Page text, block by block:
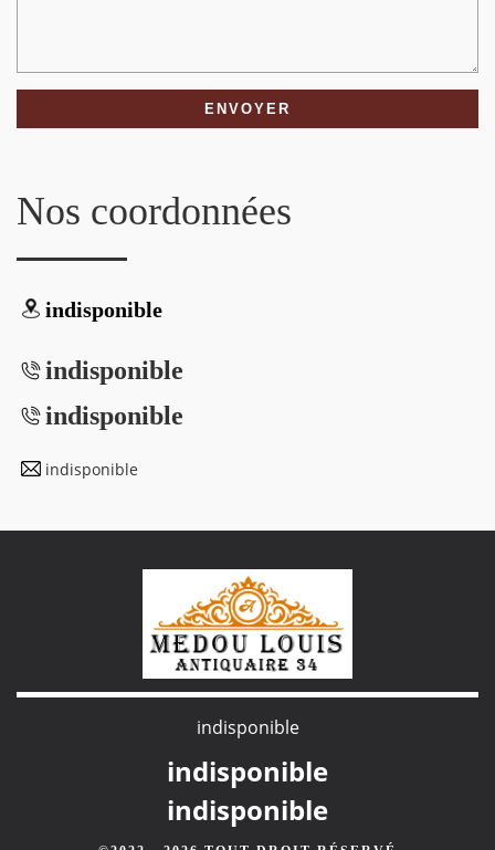
Nos coordonnées
indisponible
indisponible
indisponible
indisponible
indisponible
indisponible
indisponible